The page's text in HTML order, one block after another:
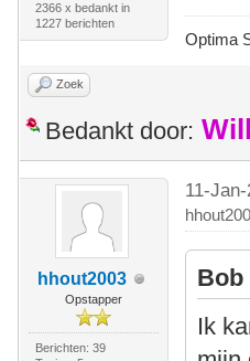
2366 x bedankt in
1227 berichten
Optima
Zoek
Bedankt door:
hhout2003
Opstapper
Berichten: 39
11-
Bob
Ik